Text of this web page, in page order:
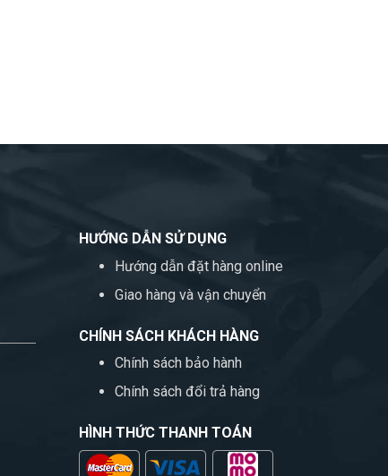
HƯỚNG DẪN SỬ DỤNG
Hướng dẫn đặt hàng online
Giao hàng và vận chuyển
CHÍNH SÁCH KHÁCH HÀNG
Chính sách bảo hành
Chính sách đổi trả hàng
HÌNH THỨC THANH TOÁN